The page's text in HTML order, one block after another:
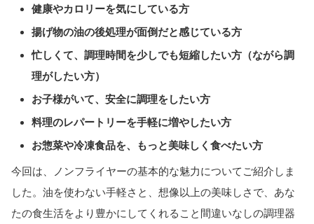
健康やカロリーを気にしている方
揚げ物の油の後処理が面倒だと感じている方
忙しくて、調理時間を少しでも短縮したい方（ながら調
理がしたい方）
お子様がいて、安全に調理をしたい方
料理のレパートリーを手軽に増やしたい方
お惣菜や冷凍食品を、もっと美味しく食べたい方
今回は、ノンフライヤーの基本的な魅力についてご紹介しま
した。油を使わない手軽さと、想像以上の美味しさで、あな
たの食生活をより豊かにしてくれること間違いなしの調理器